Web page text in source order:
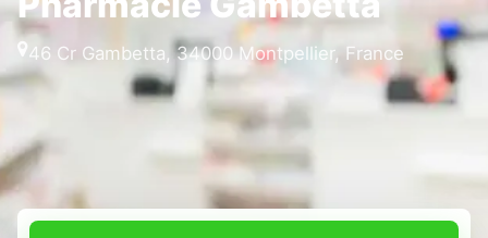
46 Cr Gambetta, 34000 Montpellier, France